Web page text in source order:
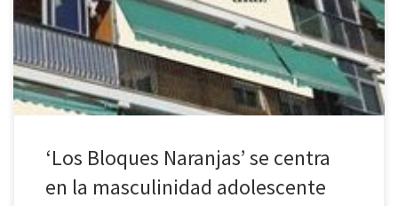
producen en lugares concretos, es decir, en un contexto, en un
espacio definido con un vecindario/amigos/compañeros
determinado. Además, […]
‘Los Bloques Naranjas’ se centra
en la masculinidad adolescente